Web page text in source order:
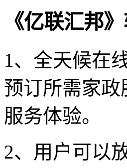
《亿联汇邦
1、全天候在
预订所需家
服务体验。
2、用户可以